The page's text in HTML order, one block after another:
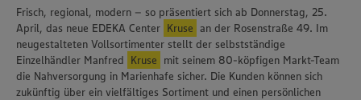
Frisch, regional, modern – so präsentiert sich ab Donnerstag, 25.
April, das neue EDEKA Center Kruse an der Rosenstraße 49. Im
neugestalteten Vollsortimenter stellt der selbstständige
Einzelhändler Manfred Kruse mit seinem 80-köpfigen Markt-Team
die Nahversorgung in Marienhafe sicher. Die Kunden können sich
zukünftig über ein vielfältiges Sortiment und einen persönlichen